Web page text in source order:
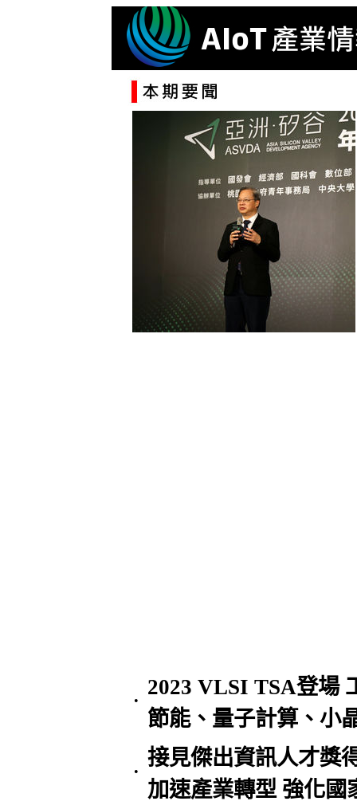
•
2023 VLSI TSA登場
節能、量子計算、小
•
接見傑出資訊人才獎
加速產業轉型 強化國